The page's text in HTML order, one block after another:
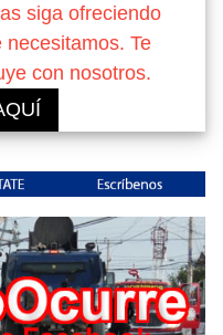
siga ofreciendo
Te
con nosotros.